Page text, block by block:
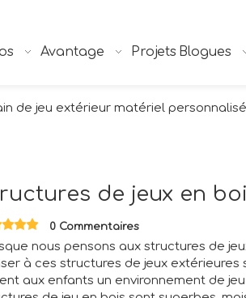
Avantage Projets Blogues
de jeu extérieur matériel personnalisé
de jeux en
0 Commentaires
nous pensons aux structures de
à ces structures de jeux
aux enfants un environnement de